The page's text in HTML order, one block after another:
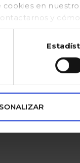
en
y
cookies-